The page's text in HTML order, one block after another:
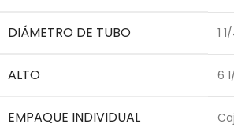
DIÁMETRO DE TUBO 1
ALTO 6
EMPAQUE INDIVIDUAL